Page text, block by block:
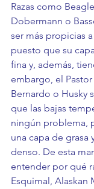
Razas como
Dobermann o
ser más propicias
puesto que su
fina y, además,
embargo, el
Bernardo o Husky
que las bajas
ningún problema,
una capa de grasa
denso. De esta
entender por qué
Esquimal, Alaskan